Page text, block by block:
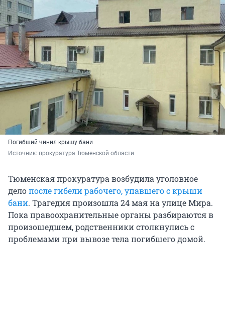
Погибший чинил крышу бани
Источник: прокуратура Тюменской области
Тюменская прокуратура возбудила уголовное
делопосле гибели рабочего, упавшего с крыши
бани. Трагедия произошла 24 мая на улице Мира.
Пока правоохранительные органы разбираются в
произошедшем, родственники столкнулись с
проблемами при вывозе тела погибшего домой.